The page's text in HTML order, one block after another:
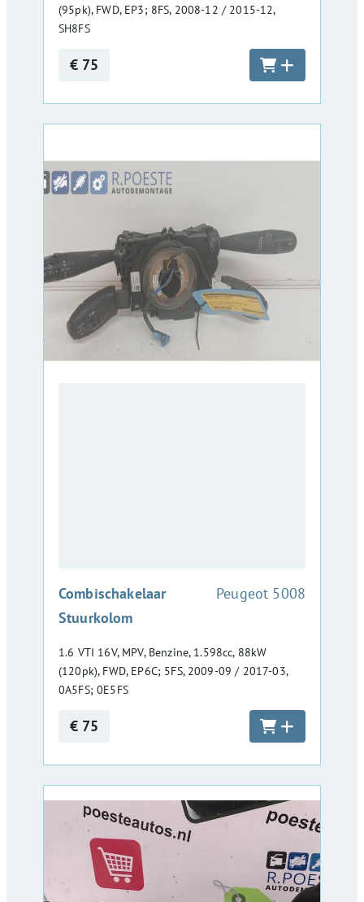
(95pk), FWD, EP3; 8FS, 2008-12 / 2015-12,
SH8FS
€ 75
Combischakelaar
Stuurkolom
:Peugeot 5008
1.6 VTI 16V, MPV, Benzine, 1.598cc, 88kW
(120pk), FWD, EP6C; 5FS, 2009-09 / 2017-03,
0A5FS; 0E5FS
€ 75